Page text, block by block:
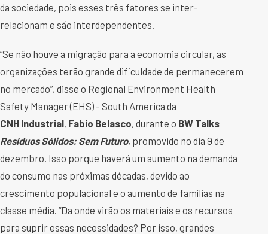
da sociedade, pois esses três fatores se inter-
relacionam e são interdependentes.
“Se não houve a migração para a economia circular, as
organizações terão grande dificuldade de permanecerem
no mercado”, disse o Regional Environment Health
Safety Manager (EHS) - South America da
CNH Industrial, Fabio Belasco, durante o BW Talks
Resíduos Sólidos: Sem Futuro, promovido no dia 9 de
dezembro. Isso porque haverá um aumento na demanda
do consumo nas próximas décadas, devido ao
crescimento populacional e o aumento de famílias na
classe média. “Da onde virão os materiais e os recursos
para suprir essas necessidades? Por isso, grandes